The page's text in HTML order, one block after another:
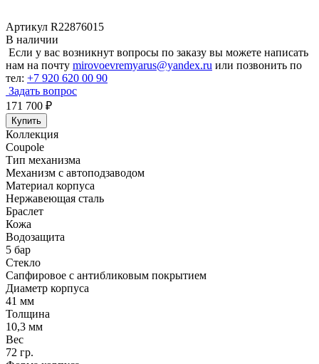
Артикул R22876015
В наличии
Если у вас возникнут вопросы по заказу вы можете написать
нам на почту mirovoevremyarus@yandex.ru или позвонить по
тел: +7 920 620 00 90
Задать вопрос
171 700 ₽
Купить
Коллекция
Coupole
Тип механизма
Механизм с автоподзаводом
Материал корпуса
Нержавеющая сталь
Браслет
Кожа
Водозащита
5 бар
Стекло
Сапфировое с антибликовым покрытием
Диаметр корпуса
41 мм
Толщина
10,3 мм
Вес
72 гр.